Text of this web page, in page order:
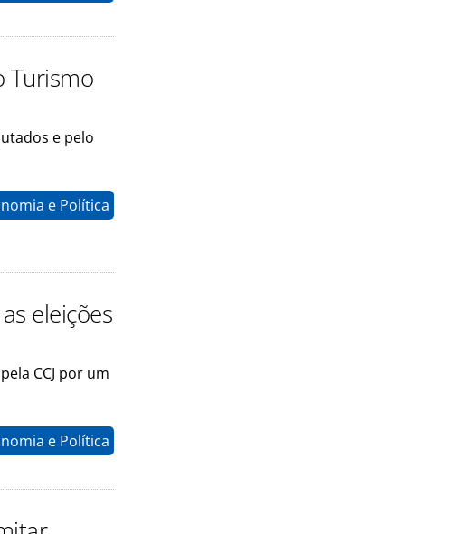
Turismo
e pelo
e Política
eleições
CCJ por um
e Política